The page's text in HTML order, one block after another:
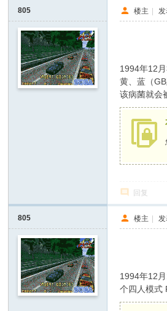
805 楼主 |
1994年12
黄、蓝（
该病菌就会
回复
805 楼主 |
1994年12
个四人模式